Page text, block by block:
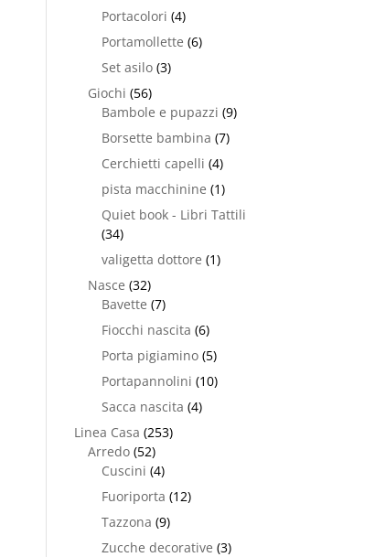
Portacolori (4)
Portamollette (6)
Set asilo (3)
Giochi (56)
Bambole e pupazzi (9)
Borsette bambina (7)
Cerchietti capelli (4)
pista macchinine (1)
Quiet book - Libri Tattili
(34)
valigetta dottore (1)
Nasce (32)
Bavette (7)
Fiocchi nascita (6)
Porta pigiamino (5)
Portapannolini (10)
Sacca nascita (4)
Linea Casa (253)
Arredo (52)
Cuscini (4)
Fuoriporta (12)
Tazzona (9)
Zucche decorative (3)